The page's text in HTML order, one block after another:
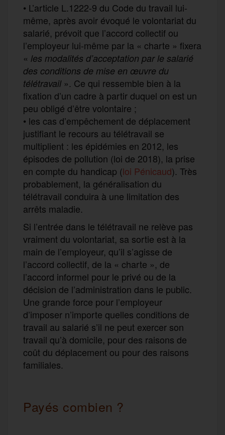
• L’article L.1222-9 du Code du travail lui-
même, après avoir évoqué le volontariat du
salarié, prévoit que l’accord collectif ou
l’employeur lui-même par la « charte » fixera
« les modalités d’acceptation par le salarié
des conditions de mise en œuvre du
télétravail ». Ce qui ressemble bien à la
fixation d’un cadre à partir duquel on est un
peu obligé d’être volontaire ;
• les cas d’empêchement de déplacement
justifiant le recours au télétravail se
multiplient : les épidémies en 2012, les
épisodes de pollution (loi de 2018), la prise
en compte du handicap (loi Pénicaud). Très
probablement, la généralisation du
télétravail conduira à une limitation des
arrêts maladie.
Si l’entrée dans le télétravail ne relève pas
vraiment du volontariat, sa sortie est à la
main de l’employeur, qu’il s’agisse de
l’accord collectif, de la « charte », de
l’accord informel pour le privé ou de la
décision de l’administration dans le public.
Une grande force pour l’employeur
d’imposer n’importe quelles conditions de
travail au salarié s’il ne peut exercer son
travail qu’à domicile, pour des raisons de
coût du déplacement ou pour des raisons
familiales.
Payés combien ?